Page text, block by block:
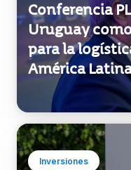
Inversiones
Conferencia
Uruguay
para la
América Latina